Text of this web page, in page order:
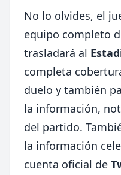
No lo olvides, el
equipo completo
trasladará al
completa
duelo y también
la información,
del partido.
la información
cuenta oficial de